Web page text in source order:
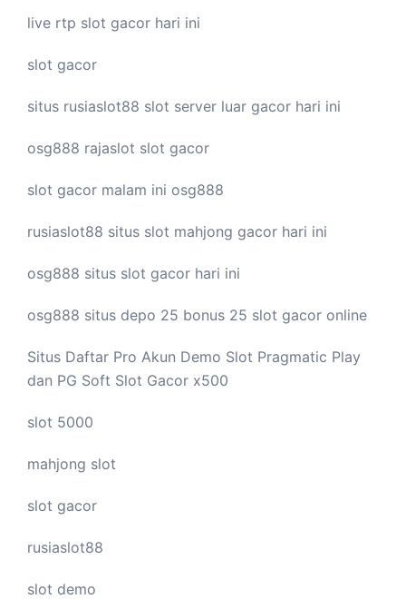
live rtp slot gacor hari ini
slot gacor
situs rusiaslot88 slot server luar gacor hari ini
osg888 rajaslot slot gacor
slot gacor malam ini osg888
rusiaslot88 situs slot mahjong gacor hari ini
osg888 situs slot gacor hari ini
osg888 situs depo 25 bonus 25 slot gacor online
Situs Daftar Pro Akun Demo Slot Pragmatic Play
dan PG Soft Slot Gacor x500
slot 5000
mahjong slot
slot gacor
rusiaslot88
slot demo